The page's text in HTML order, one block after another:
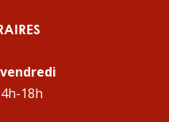
18h